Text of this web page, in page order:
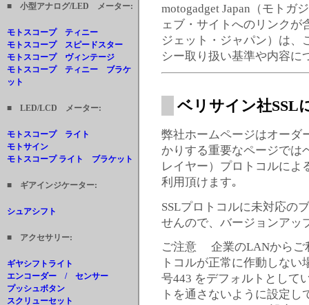
■ 小型アナログ/LED メーター:
モトスコープ ティニー
モトスコープ スピードスター
モトスコープ ヴィンテージ
モトスコープ ティニー ブラケ
ット
■ LED/LCD メーター:
モトスコープ ライト
モトサイン
モトスコープ ライト ブラケット
■ ギアインジケーター:
シュアシフト
■ アクセサリー:
ギヤシフトライト
エンコーダー / センサー
プッシュボタン
スクリューセット
motogadget Japan（モトガ
ェブ・サイトへのリンクが
ジェット・ジャパン）は、
シー取り扱い基準や内容に
ベリサイン社SSL
弊社ホームページはオーダ
かりする重要なページでは
レイヤー）プロトコルによ
利用頂けます｡
SSLプロトコルに未対応の
せんので、バージョンアッ
ご注意 企業のLANからご
トコルが正常に作動しない
号443 をデフォルトとして
トを通さないように設定